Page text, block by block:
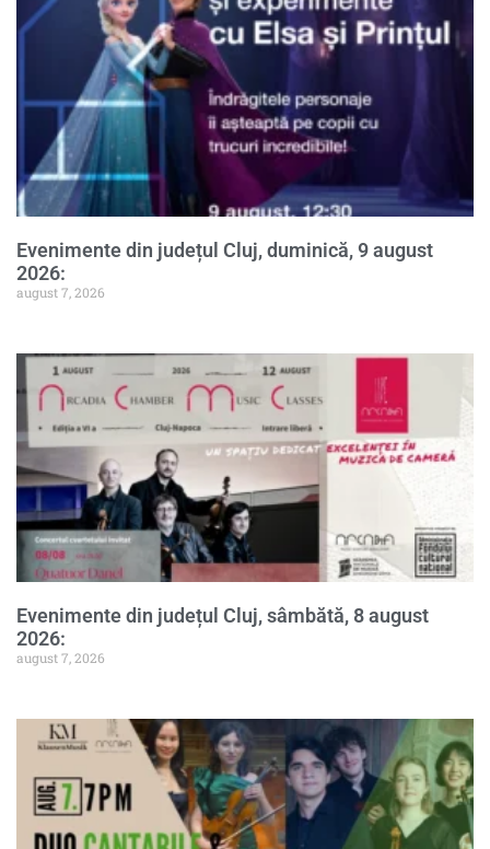
Evenimente din județul Cluj, duminică, 9 august
2026:
august 7, 2026
Evenimente din județul Cluj, sâmbătă, 8 august
2026:
august 7, 2026